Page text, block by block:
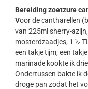
Bereiding zoetzure
Voor de cantharellen
van 225ml sherry-
mosterdzaadjes, 1 ½
een takje tijm, een
marinade kookte ik
Ondertussen bakte ik
droge pan zodat het